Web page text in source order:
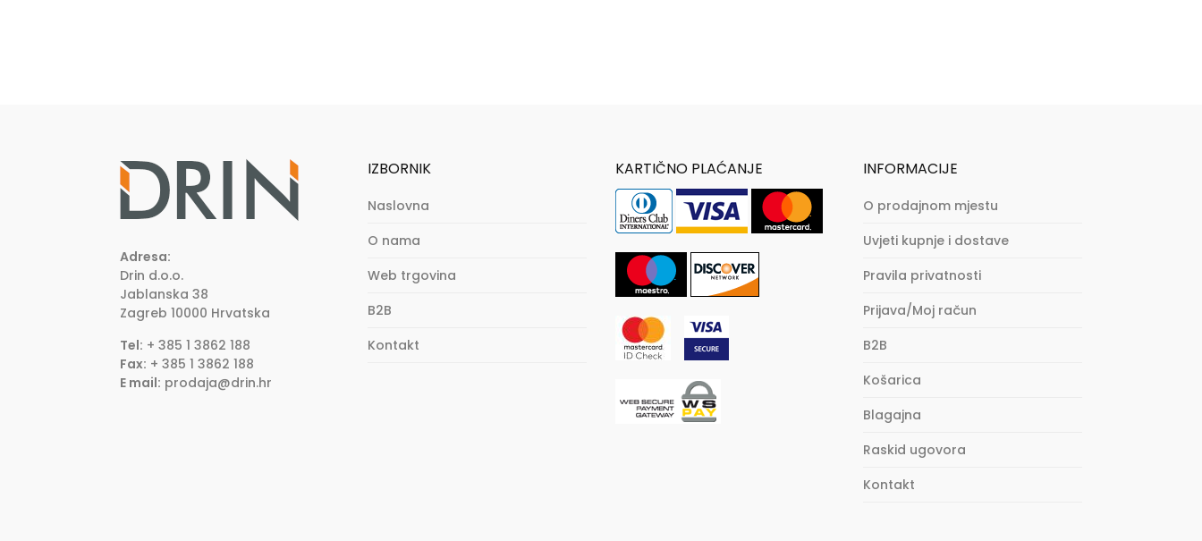
Adresa:
Drin d.o.o.
Jablanska 38
Zagreb10000 Hrvatska
Tel: + 385 1 3862 188
Fax: + 385 1 3862 188
E mail: prodaja@drin.hr
IZBORNIK
Naslovna
O nama
Web trgovina
B2B
Kontakt
KARTIČNO PLAĆANJE INFORMACIJE
O prodajnom mjestu
Uvjeti kupnje i dostave
Pravila privatnosti
Prijava/Moj račun
B2B
Košarica
Blagajna
Raskid ugovora
Kontakt